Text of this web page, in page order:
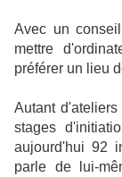
Avec un
mettre
préférer un lieu
Autant
stages
aujourd'hui 92
parle de lui-